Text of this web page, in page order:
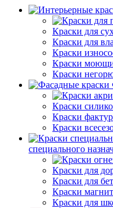
Краски для
Краски для
Краски
Краски
Краски
Краски
Краски
Краски
специального
Краски для
Краски для
Краски
Краски для